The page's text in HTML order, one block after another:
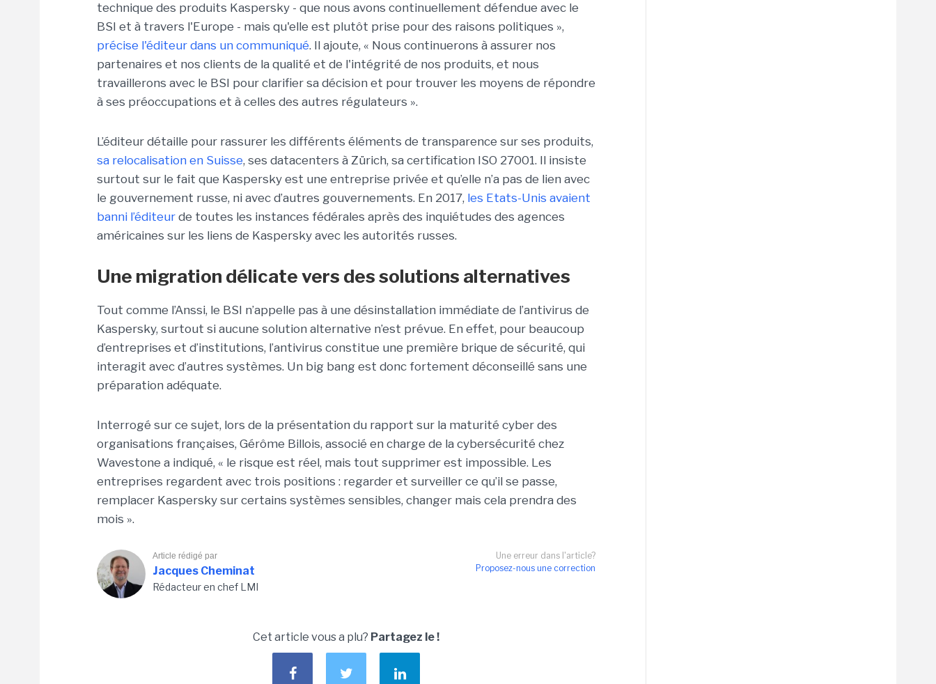
technique des produits Kaspersky - que nous avons continuellement défendue avec le
BSI et à travers l'Europe - mais qu'elle est plutôt prise pour des raisons politiques »,
précise l'éditeur dans un communiqué. Il ajoute, « Nous continuerons à assurer nos
partenaires et nos clients de la qualité et de l'intégrité de nos produits, et nous
travaillerons avec le BSI pour clarifier sa décision et pour trouver les moyens de répondre
à ses préoccupations et à celles des autres régulateurs ».
L’éditeur détaille pour rassurer les différents éléments de transparence sur ses produits,
sa relocalisation en Suisse, ses datacenters à Zürich, sa certification ISO 27001. Il insiste
surtout sur le fait que Kaspersky est une entreprise privée et qu’elle n’a pas de lien avec
le gouvernement russe, ni avec d’autres gouvernements. En 2017, les Etats-Unis avaient
banni l’éditeur de toutes les instances fédérales après des inquiétudes des agences
américaines sur les liens de Kaspersky avec les autorités russes.
Une migration délicate vers des solutions alternatives
Tout comme l’Anssi, le BSI n’appelle pas à une désinstallation immédiate de l’antivirus de
Kaspersky, surtout si aucune solution alternative n’est prévue. En effet, pour beaucoup
d’entreprises et d’institutions, l’antivirus constitue une première brique de sécurité, qui
interagit avec d’autres systèmes. Un big bang est donc fortement déconseillé sans une
préparation adéquate.
Interrogé sur ce sujet, lors de la présentation du rapport sur la maturité cyber des
organisations françaises, Gérôme Billois, associé en charge de la cybersécurité chez
Wavestone a indiqué, « le risque est réel, mais tout supprimer est impossible. Les
entreprises regardent avec trois positions : regarder et surveiller ce qu’il se passe,
remplacer Kaspersky sur certains systèmes sensibles, changer mais cela prendra des
mois ».
Une erreur dans l'article?
Proposez-nous une correction
Article rédigé par
Jacques Cheminat
Rédacteur en chef LMI
Cet article vous a plu? Partagez le !